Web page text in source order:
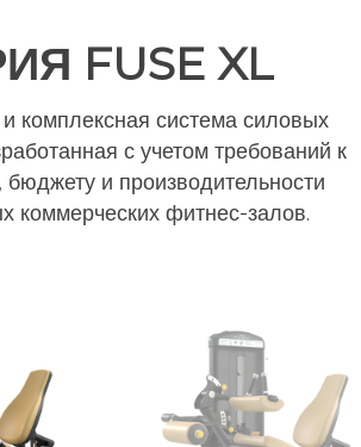
FUSE XL
комплексная система силовых
с учетом требований к
бюджету и производительности
коммерческих фитнес-залов.